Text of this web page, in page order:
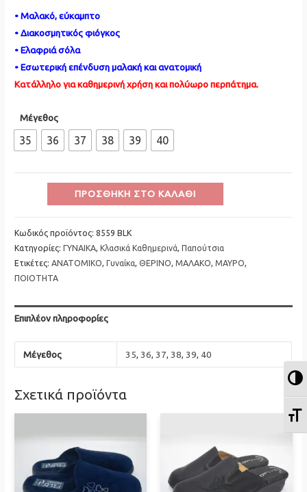
• Μαλακό, εύκαμπτο
• Διακοσμητικός φιόγκος
• Eλαφριά σόλα
• Εσωτερική επένδυση μαλακή και ανατομική
Kατάλληλο για καθημερινή χρήση και πολύωρο περπάτημα.
Μέγεθος
35 36 37 38 39 40
Ανατομικό
SOFT
SPACE
ποσότητα
ΠΡΟΣΘΉΚΗ ΣΤΟ ΚΑΛΆΘΙ
Κωδικός προϊόντος:8559 BLK
Κατηγορίες:ΓΥΝΑΙΚΑ,Κλασικά Καθημερινά,Παπούτσια
Ετικέτες:ΑΝΑΤΟΜΙΚΟ,Γυναίκα,ΘΕΡΙΝΟ,ΜΑΛΑΚΟ,ΜΑΥΡΟ,
ΠΟΙΟΤΗΤΑ
Επιπλέον πληροφορίες
Μέγεθος 35,36,37,38,39, 40
Σχετικά προϊόντα